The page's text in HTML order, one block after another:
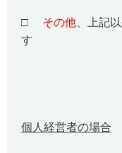
□ その他 、上記
す
個人経営者の場合